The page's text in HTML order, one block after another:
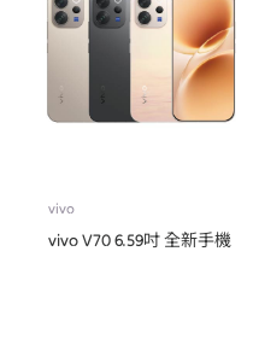
vivo
vivo V70 6.59吋 全新手機